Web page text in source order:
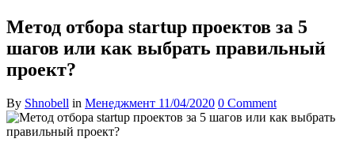
Метод отбора startup проектов за 5
шагов или как выбрать правильный
проект?
By Shnobell in Менеджмент 11/04/2020 0 Comment